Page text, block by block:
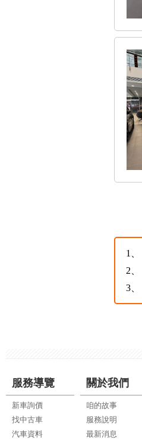
1、
2、
3、
服務導覽
新車詢價
找中古車
汽車資料
關於我們
咱的故事
服務說明
最新消息